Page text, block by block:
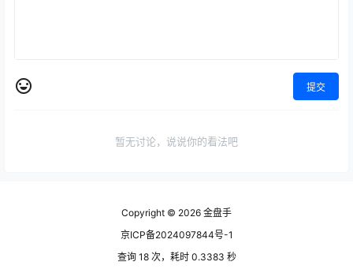
提交
暂无讨论，说说你的看法吧
Copyright © 2026 金盘手
京ICP备2024097844号-1
查询 18 次，耗时 0.3383 秒